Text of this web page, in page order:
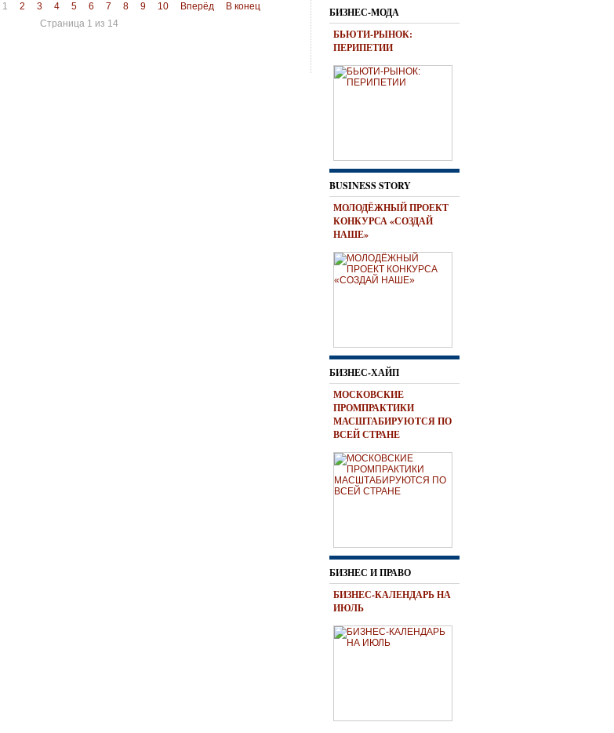
1 2 3 4 5 6 7 8 9 10 Вперёд
В конец
Страница 1 из 14
БИЗНЕС-МОДА
БЬЮТИ-РЫНОК:
ПЕРИПЕТИИ
BUSINESS STORY
МОЛОДЁЖНЫЙ ПРОЕКТ
КОНКУРСА «СОЗДАЙ
НАШЕ»
БИЗНЕС-ХАЙП
МОСКОВСКИЕ
ПРОМПРАКТИКИ
МАСШТАБИРУЮТСЯ ПО
ВСЕЙ СТРАНЕ
БИЗНЕС И ПРАВО
БИЗНЕС-КАЛЕНДАРЬ НА
ИЮЛЬ